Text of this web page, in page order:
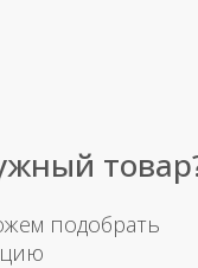
подобрать